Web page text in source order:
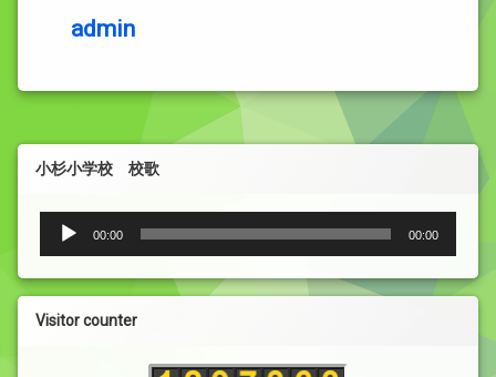
admin
小杉小学校 校歌
プ
レ
ー
ヤ
00:00 00:00
Visitor counter